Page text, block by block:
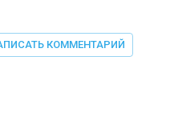
КОММЕНТАРИЙ